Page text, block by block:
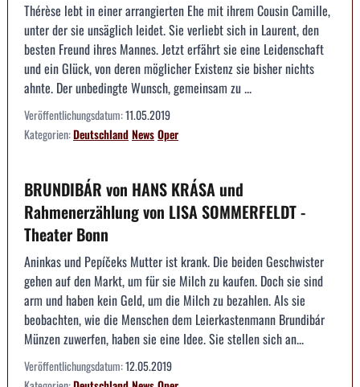
Thérèse lebt in einer arrangierten Ehe mit ihrem Cousin Camille,
unter der sie unsäglich leidet. Sie verliebt sich in Laurent, den
besten Freund ihres Mannes. Jetzt erfährt sie eine Leidenschaft
und ein Glück, von deren möglicher Existenz sie bisher nichts
ahnte. Der unbedingte Wunsch, gemeinsam zu ...
Veröffentlichungsdatum:11.05.2019
Kategorien:DeutschlandNewsOper
BRUNDIBÁR von HANS KRÁSA und
Rahmenerzählung von LISA SOMMERFELDT -
Theater Bonn
Aninkas und Pepíčeks Mutter ist krank. Die beiden Geschwister
gehen auf den Markt, um für sie Milch zu kaufen. Doch sie sind
arm und haben kein Geld, um die Milch zu bezahlen. Als sie
beobachten, wie die Menschen dem Leierkastenmann Brundibár
Münzen zuwerfen, haben sie eine Idee. Sie stellen sich an...
Veröffentlichungsdatum:12.05.2019